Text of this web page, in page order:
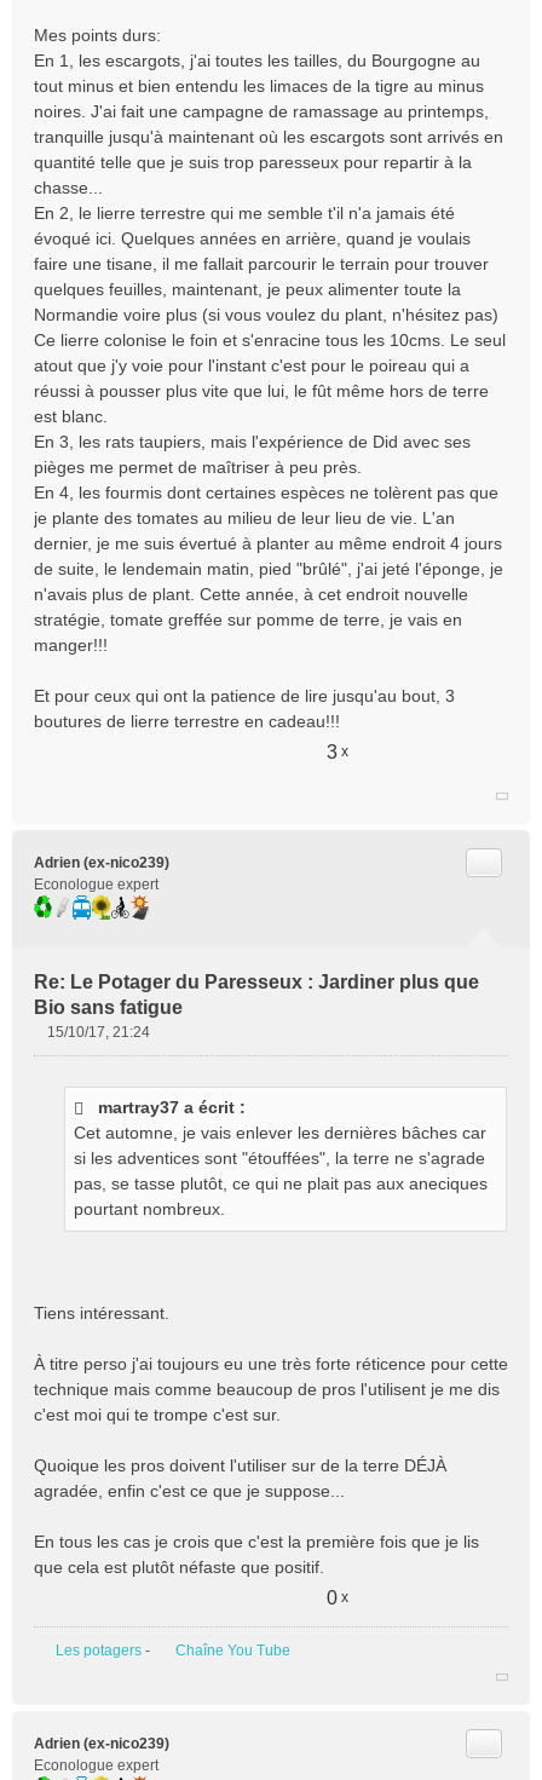
Mes points durs:
En 1, les escargots, j'ai toutes les tailles, du Bourgogne au
tout minus et bien entendu les limaces de la tigre au minus
noires. J'ai fait une campagne de ramassage au printemps,
tranquille jusqu'à maintenant où les escargots sont arrivés en
quantité telle que je suis trop paresseux pour repartir à la
chasse...
En 2, le lierre terrestre qui me semble t'il n'a jamais été
évoqué ici. Quelques années en arrière, quand je voulais
faire une tisane, il me fallait parcourir le terrain pour trouver
quelques feuilles, maintenant, je peux alimenter toute la
Normandie voire plus (si vous voulez du plant, n'hésitez pas)
Ce lierre colonise le foin et s'enracine tous les 10cms. Le seul
atout que j'y voie pour l'instant c'est pour le poireau qui a
réussi à pousser plus vite que lui, le fût même hors de terre
est blanc.
En 3, les rats taupiers, mais l'expérience de Did avec ses
pièges me permet de maîtriser à peu près.
En 4, les fourmis dont certaines espèces ne tolèrent pas que
je plante des tomates au milieu de leur lieu de vie. L'an
dernier, je me suis évertué à planter au même endroit 4 jours
de suite, le lendemain matin, pied "brûlé", j'ai jeté l'éponge, je
n'avais plus de plant. Cette année, à cet endroit nouvelle
stratégie, tomate greffée sur pomme de terre, je vais en
manger!!!
Et pour ceux qui ont la patience de lire jusqu'au bout, 3
boutures de lierre terrestre en cadeau!!!
3 x
Adrien (ex-nico239)
Econologue expert
Re: Le Potager du Paresseux : Jardiner plus que
Bio sans fatigue
15/10/17, 21:24
martray37 a écrit :
Cet automne, je vais enlever les dernières bâches car
si les adventices sont "étouffées", la terre ne s'agrade
pas, se tasse plutôt, ce qui ne plait pas aux aneciques
pourtant nombreux.
Tiens intéressant.
À titre perso j'ai toujours eu une très forte réticence pour cette
technique mais comme beaucoup de pros l'utilisent je me dis
c'est moi qui te trompe c'est sur.
Quoique les pros doivent l'utiliser sur de la terre DÉJÀ
agradée, enfin c'est ce que je suppose...
En tous les cas je crois que c'est la première fois que je lis
que cela est plutôt néfaste que positif.
0 x
Les potagers - Chaîne You Tube
Adrien (ex-nico239)
Econologue expert